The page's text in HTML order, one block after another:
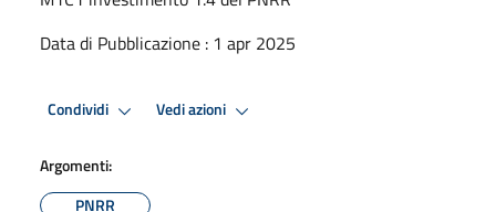
Data di Pubblicazione : 1 apr 2025
Condividi Vedi azioni
Argomenti:
PNRR